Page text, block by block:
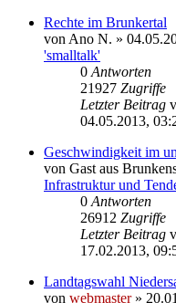
Rechte im Brunkertal
von Ano N. »
'smalltalk'
0 Antworten
21927 Zugriffe
Letzter Beitrag
04.05.2013,
Geschwindigkeit im
von Gast aus
Infrastruktur und
0 Antworten
26912 Zugriffe
Letzter Beitrag
17.02.2013,
Landtagswahl
von webmaster»